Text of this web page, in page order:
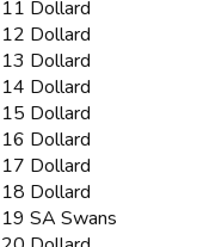
Dollard
Dollard
Dollard
Dollard
Dollard
Dollard
Dollard
Dollard
SA Swans